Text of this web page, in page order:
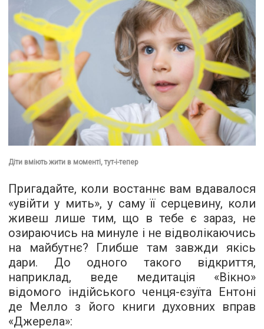
Діти вміють жити в моменті, тут-і-тепер
Пригадайте, коли востаннє вам вдавалося
«увійти у мить», у саму її серцевину, коли
живеш лише тим, що в тебе є зараз, не
озираючись на минуле і не відволікаючись
на майбутнє? Глибше там завжди якісь
дари. До одного такого відкриття,
наприклад, веде медитація «Вікно»
відомого індійського ченця-єзуїта Ентоні
де Мелло з його книги духовних вправ
«Джерела»: